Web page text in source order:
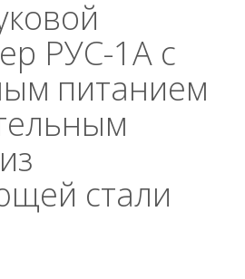
РУС-1А с
питанием
стали